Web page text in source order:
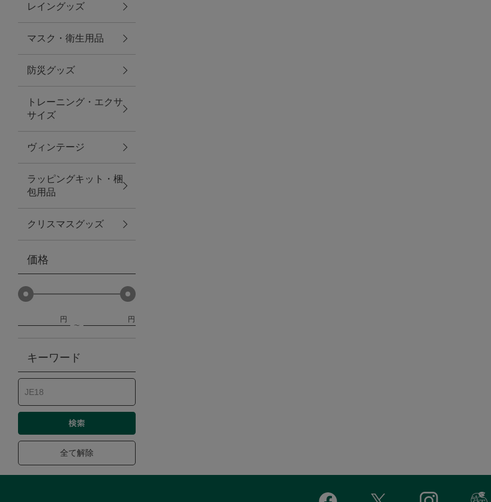
ファッショングッズ
スマホケース・アクセサリー
ポーチ
ステーショナリー
その他
紅茶・フード
防災グッズ・非常食
トレーニング
ヴィンテージ
レイングッズ
マスク・衛生用品
防災グッズ
トレーニング・エクサ
サイズ
ヴィンテージ
ラッピングキット・梱
包用品
クリスマスグッズ
価格
円 円
キーワード
全て解除